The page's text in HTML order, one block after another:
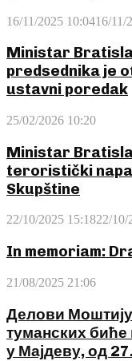
16/11/2025 10:0416/11/
Ministar
predsednika je
ustavni poredak
25/02/2026 10:20
Ministar
teroristički
Skupštine
22/10/2025 15:1822/10/
In memoriam:
21/08/2025 21:06
Делови
туманских биће
у Мајдеву, од